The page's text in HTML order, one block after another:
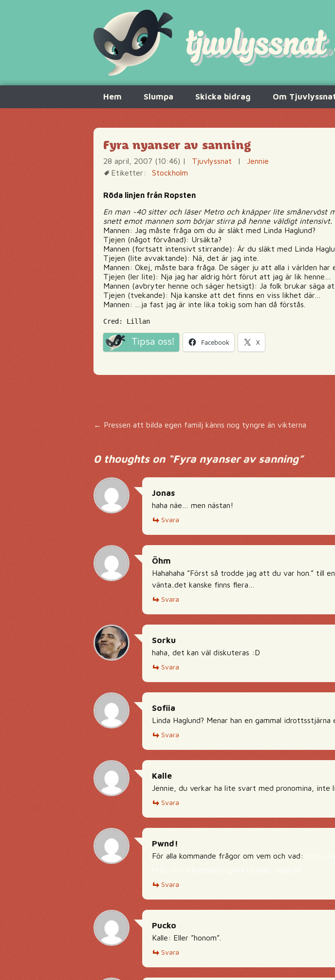
innehåll
Hem Slumpa Skicka bidrag Om
Fyra nyanser av sanning
28 april, 2007 (10:46) | Tjuvlyssnat |
Jennie
Etiketter:
Stockholm
Röda linjen från Ropsten
En man ~40 sitter och läser Metro och knäpper lite
snett emot mannen som börjar stirra på henne väldigt intensivt.
Mannen: Jag måste fråga om du är släkt med Linda Haglund?
Tjejen (något förvånad): Ursäkta?
Mannen (fortsatt intensivt stirrande): Är du släkt med Linda
Tjejen (lite avvaktande): Nä, det är jag inte.
Mannen: Okej, måste bara fråga. De säger ju att alla i världen har
Tjejen (ler lite): Nja jag har aldrig hört förut att jag är lik henne…
Mannen (avbryter henne och säger hetsigt): Ja folk brukar säga
Tjejen (tvekande): Nja kanske att det finns en viss likhet där…
Mannen: …ja fast jag är inte lika tokig som han då förstås.
Cred: Lillan
Tipsa oss! Facebook X
Inläggsnavigering
←Pressen att bilda egen familj känns nog tyngre än vikterna
0 thoughts on “Fyra nyanser av sanning”
Jonas
haha näe… men nästan!
Svara
Öhm
Hahahaha ”Först så trodde jag att du var hon.” till
vänta..det kanske finns flera…
Svara
Sorku
haha, det kan väl diskuteras :D
Svara
Sofiia
Linda Haglund? Menar han en gammal idrottsstjärna
Svara
Kalle
Jennie, du verkar ha lite svart med pronomina, inte
Svara
Pwnd!
För alla kommande frågor om vem och vad:
Svara
Pucko
Kalle: Eller ”honom”.
Svara